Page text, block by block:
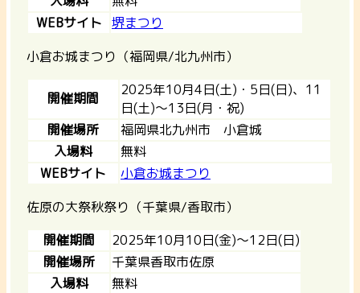
WEBサイト 堺まつり
小倉お城まつり（福岡県/北九州市）
開催期間
2025年10月4日(土)・5日(日)、11
日(土)～13日(月・祝)
開催場所
福岡県北九州市 小倉城
入場料
無料
WEBサイト
小倉お城まつり
佐原の大祭秋祭り（千葉県/香取市）
開催期間
2025年10月10日(金)〜12日(日)
開催場所
千葉県香取市佐原
入場料
無料